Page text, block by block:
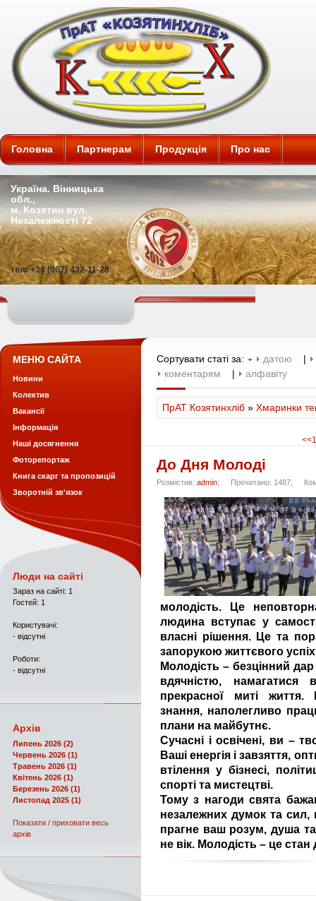
ПАТ "Козятинхліб"
Головна Партнерам Продукція Про нас
Україна. Вінницька
обл.,
м. Козятин вул.
Незалежності 72
тел: +38 (067) 432-11-28
Сортувати статі за: датою
|
коментарям
| алфавіту
ПрАТ Козятинхліб » Хмаринки
<<1
До Дня Молоді
Розмістив: admin; Прочитано: 1487;
молодість. Це
людина вступає у
власні рішення. Це та
запорукою життєвого
Молодість – безцінний
вдячністю, намагатися
прекрасної миті життя.
знання, наполегливо
плани на майбутнє.
Сучасні і освічені, ви –
Ваші енергія і завзяття,
втілення у бізнесі,
спорті та мистецтві.
Тому з нагоди свята
незалежних думок та
прагне ваш розум, душа
не вік. Молодість – це
МЕНЮ САЙТА
Новини
Колектив
Вакансії
Інформація
Наші досягнення
Фоторепортаж
Книга скарг та пропозицій
Зворотній зв'язок
Люди на сайті
Зараз на сайті: 1
Гостей: 1
Користувачі:
- відсутні
Роботи:
- відсутні
Архів
Липень 2026 (2)
Червень 2026 (1)
Травень 2026 (1)
Квітень 2026 (1)
Березень 2026 (1)
Листопад 2025 (1)
Показати / приховати весь
архів